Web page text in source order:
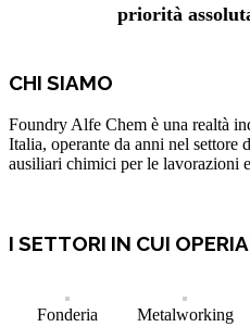
priorità
CHI SIAMO
Foundry Alfe Chem è una realtà
Italia, operante da anni nel settore
ausiliari chimici per le lavorazioni
I SETTORI IN CUI
Fonderia Metalworking